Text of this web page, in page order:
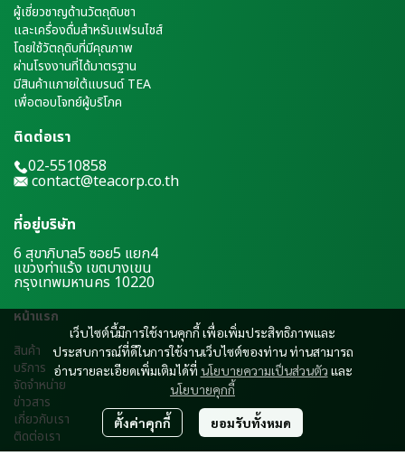
เว็บไซต์นี้มีการใช้งานคุกกี้ เพื่อเพิ่มประสิทธิภาพและ
ประสบการณ์ที่ดีในการใช้งานเว็บไซต์ของท่าน ท่านสามารถ
อ่านรายละเอียดเพิ่มเติมได้ที่ นโยบายความเป็นส่วนตัว และ
นโยบายคุกกี้
ตั้งค่าคุกกี้ ยอมรับทั้งหมด
ผู้เชี่ยวชาญด้านวัตถุดิบชา
และเครื่องดื่มสำหรับแฟรนไชส์
โดยใช้วัตถุดิบที่มีคุณภาพ
ผ่านโรงงานที่ได้มาตรฐาน
มีสินค้าแภายใต้แบรนด์ TEA
เพื่อตอบโจทย์ผู้บริโภค
ติดต่อเรา
02-5510858
contact@teacorp.co.th
ที่อยู่บริษัท
6 สุขาภิบาล5 ซอย5 แยก4
แขวงท่าแร้ง เขตบางเขน
กรุงเทพมหานคร 10220
หน้าแรก
สินค้า
บริการ
จัดจำหน่าย
ข่าวสาร
เกี่ยวกับเรา
ติดต่อเรา